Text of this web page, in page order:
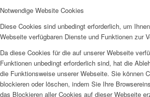
Notwendige Website Cookies
Diese Cookies sind unbedingt erforderlich, um
Webseite verfügbaren Dienste und Funktionen zur
Da diese Cookies für die auf unserer Webseite
Funktionen unbedingt erforderlich sind, hat die
die Funktionsweise unserer Webseite. Sie können
blockieren oder löschen, indem Sie Ihre
das Blockieren aller Cookies auf dieser Webseite